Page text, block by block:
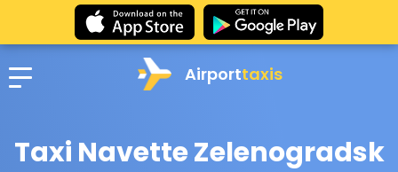
Airporttaxis
Taxi Navette Zelenogradsk